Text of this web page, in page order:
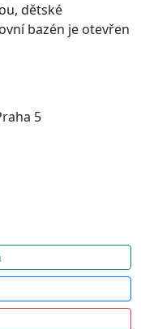
dětské
bazén je otevřen
5